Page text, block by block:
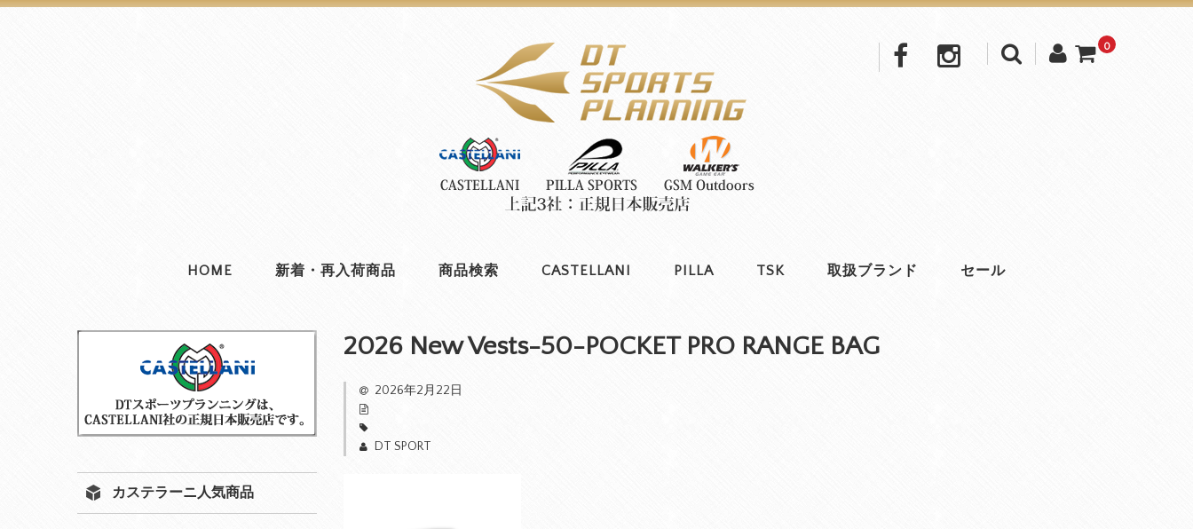
0
HOME 新着・再入荷商品 商品検索 CASTELLANI PILLA TSK 取扱ブランド セール
2026 New Vests-50-POCKET PRO RANGE BAG
2026年2月22日
DT SPORT
カステラーニ人気商品